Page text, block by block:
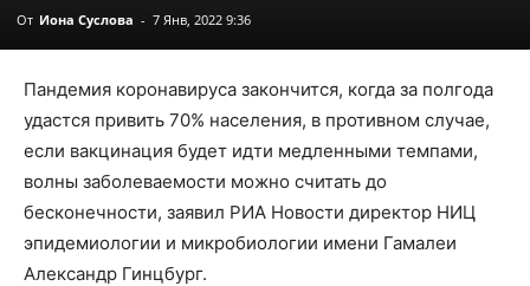
От Иона Суслова - 7 Янв, 2022 9:36
Пандемия коронавируса закончится, когда за полгода
удастся привить 70% населения, в противном случае,
если вакцинация будет идти медленными темпами,
волны заболеваемости можно считать до
бесконечности, заявил РИА Новости директор НИЦ
эпидемиологии и микробиологии имени Гамалеи
Александр Гинцбург.